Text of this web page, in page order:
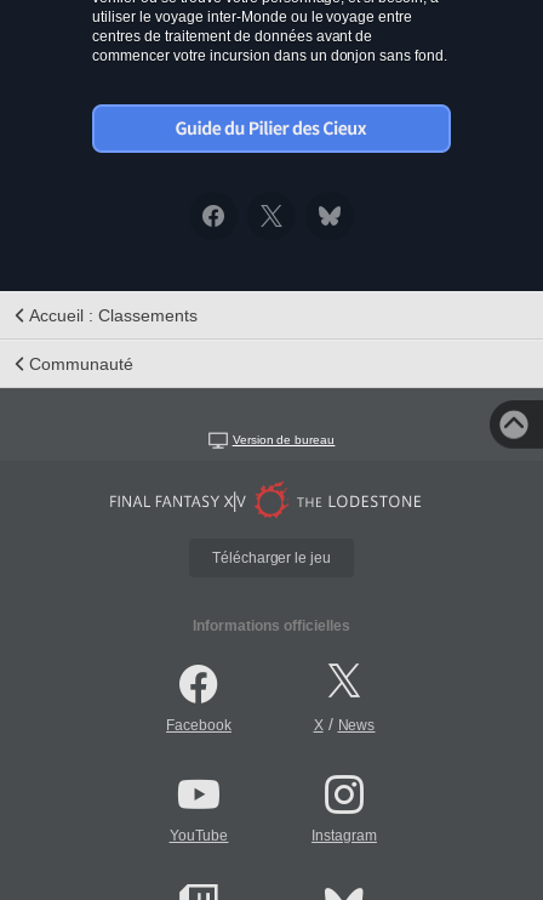
utiliser le voyage inter-Monde ou le voyage entre
centres de traitement de données avant de
commencer votre incursion dans un donjon sans fond.
Accueil : Classements
Communauté
Version de bureau
Télécharger le jeu
Informations officielles
Facebook X/ News
YouTube Instagram